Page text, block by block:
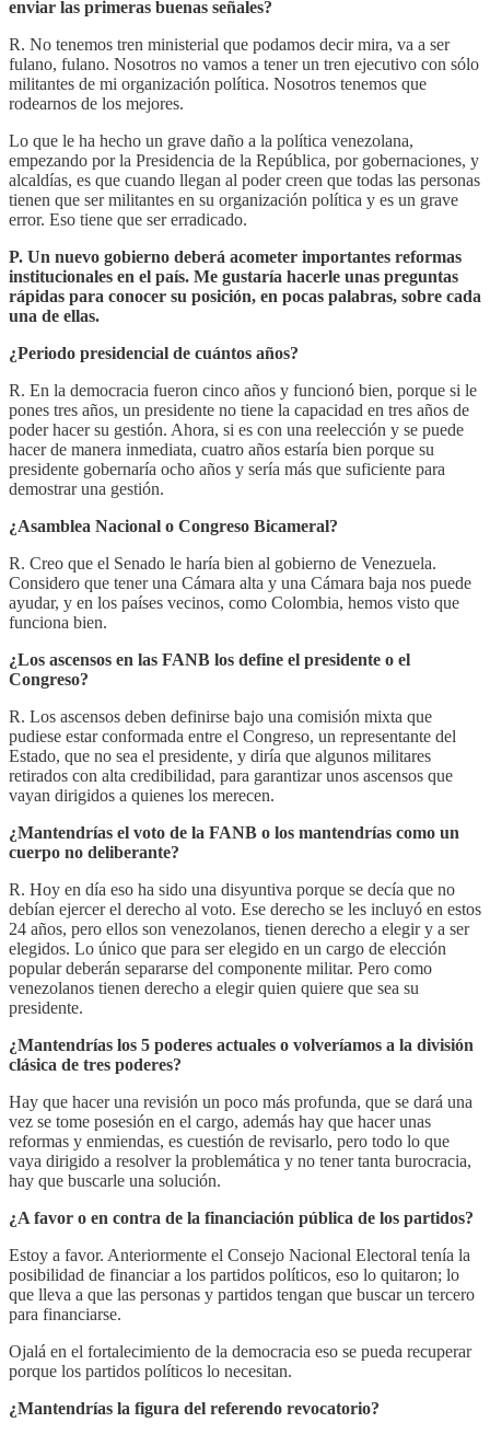
enviar las primeras buenas señales?
R. No tenemos tren ministerial que podamos decir mira, va a ser
fulano, fulano. Nosotros no vamos a tener un tren ejecutivo con sólo
militantes de mi organización política. Nosotros tenemos que
rodearnos de los mejores.
Lo que le ha hecho un grave daño a la política venezolana,
empezando por la Presidencia de la República, por gobernaciones, y
alcaldías, es que cuando llegan al poder creen que todas las personas
tienen que ser militantes en su organización política y es un grave
error. Eso tiene que ser erradicado.
P. Un nuevo gobierno deberá acometer importantes reformas
institucionales en el país. Me gustaría hacerle unas preguntas
rápidas para conocer su posición, en pocas palabras, sobre cada
una de ellas.
¿Periodo presidencial de cuántos años?
R. En la democracia fueron cinco años y funcionó bien, porque si le
pones tres años, un presidente no tiene la capacidad en tres años de
poder hacer su gestión. Ahora, si es con una reelección y se puede
hacer de manera inmediata, cuatro años estaría bien porque su
presidente gobernaría ocho años y sería más que suficiente para
demostrar una gestión.
¿Asamblea Nacional o Congreso Bicameral?
R. Creo que el Senado le haría bien al gobierno de Venezuela.
Considero que tener una Cámara alta y una Cámara baja nos puede
ayudar, y en los países vecinos, como Colombia, hemos visto que
funciona bien.
¿Los ascensos en las FANB los define el presidente o el
Congreso?
R. Los ascensos deben definirse bajo una comisión mixta que
pudiese estar conformada entre el Congreso, un representante del
Estado, que no sea el presidente, y diría que algunos militares
retirados con alta credibilidad, para garantizar unos ascensos que
vayan dirigidos a quienes los merecen.
¿Mantendrías el voto de la FANB o los mantendrías como un
cuerpo no deliberante?
R. Hoy en día eso ha sido una disyuntiva porque se decía que no
debían ejercer el derecho al voto. Ese derecho se les incluyó en estos
24 años, pero ellos son venezolanos, tienen derecho a elegir y a ser
elegidos. Lo único que para ser elegido en un cargo de elección
popular deberán separarse del componente militar. Pero como
venezolanos tienen derecho a elegir quien quiere que sea su
presidente.
¿Mantendrías los 5 poderes actuales o volveríamos a la división
clásica de tres poderes?
Hay que hacer una revisión un poco más profunda, que se dará una
vez se tome posesión en el cargo, además hay que hacer unas
reformas y enmiendas, es cuestión de revisarlo, pero todo lo que
vaya dirigido a resolver la problemática y no tener tanta burocracia,
hay que buscarle una solución.
¿A favor o en contra de la financiación pública de los partidos?
Estoy a favor. Anteriormente el Consejo Nacional Electoral tenía la
posibilidad de financiar a los partidos políticos, eso lo quitaron; lo
que lleva a que las personas y partidos tengan que buscar un tercero
para financiarse.
Ojalá en el fortalecimiento de la democracia eso se pueda recuperar
porque los partidos políticos lo necesitan.
¿Mantendrías la figura del referendo revocatorio?